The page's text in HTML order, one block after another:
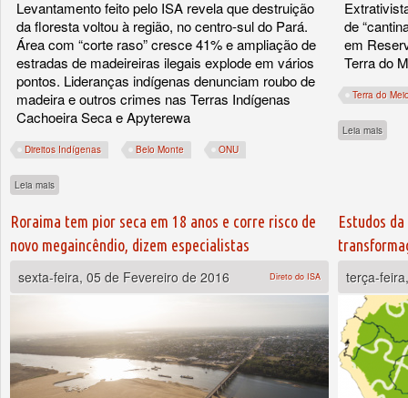
Levantamento feito pelo ISA revela que destruição
da floresta voltou à região, no centro-sul do Pará.
Área com “corte raso” cresce 41% e ampliação de
estradas de madeireiras ilegais explode em vários
pontos. Lideranças indígenas denunciam roubo de
madeira e outros crimes nas Terras Indígenas
Cachoeira Seca e Apyterewa
Direitos Indígenas Belo Monte ONU
Leia mais
de
em
Terra do
Terra do
Leia mais
Roraima tem pior seca em 18 anos e corre risco de
novo megaincêndio, dizem especialistas
sexta-feira, 05 de Fevereiro de 2016
Direto do ISA
Estudos
terça-